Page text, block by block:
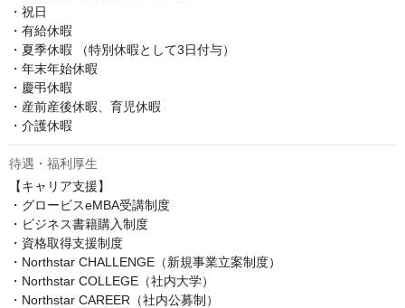
・祝日
・有給休暇
・夏季休暇 （特別休暇として3日付与）
・年末年始休暇
・慶弔休暇
・産前産後休暇、育児休暇
・介護休暇
待遇・福利厚生
【キャリア支援】
・グロービスeMBA受講制度
・ビジネス書籍購入制度
・資格取得支援制度
・Northstar CHALLENGE（新規事業立案制度）
・Northstar COLLEGE（社内大学）
・Northstar CAREER（社内公募制）